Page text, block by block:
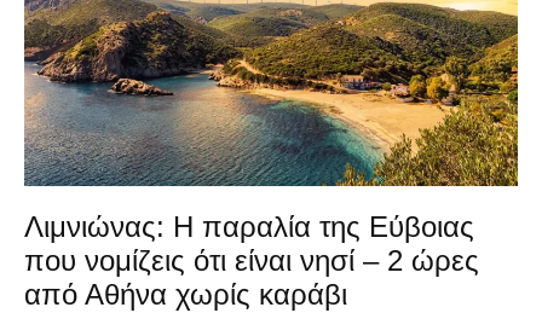
Λιμνιώνας: Η παραλία της Εύβοιας
που νομίζεις ότι είναι νησί – 2 ώρες
από Αθήνα χωρίς καράβι